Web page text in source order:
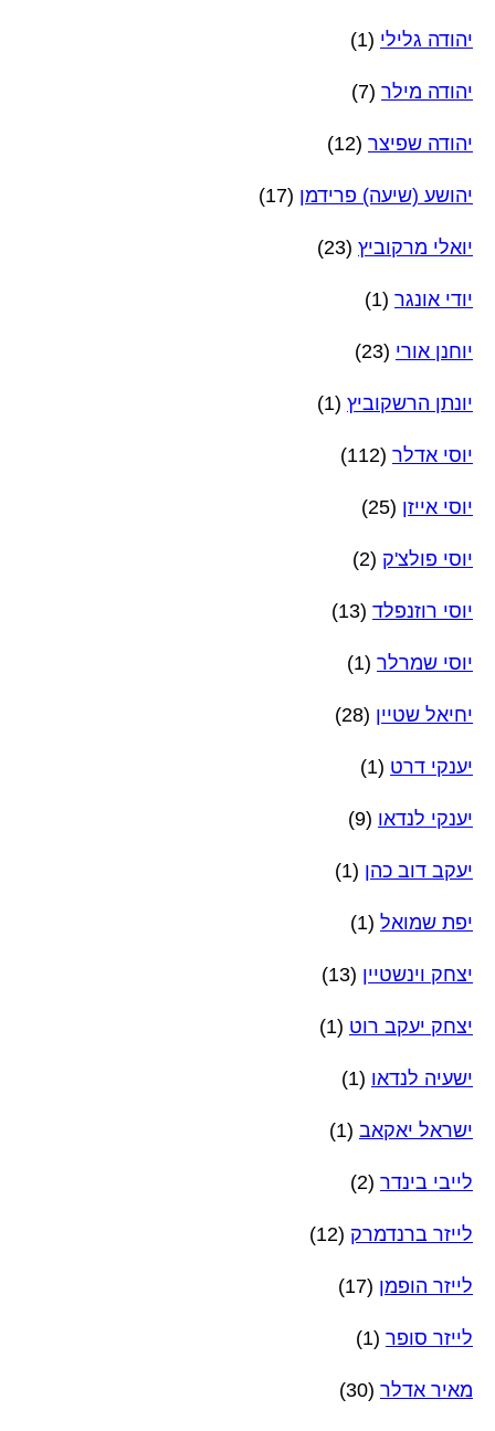
יהודה גלילי (1)
יהודה מילר (7)
יהודה שפיצר (12)
יהושע (שיעה) פרידמן (17)
יואלי מרקוביץ (23)
יודי אונגר (1)
יוחנן אורי (23)
יונתן הרשקוביץ (1)
יוסי אדלר (112)
יוסי אייזן (25)
יוסי פולצ'ק (2)
יוסי רוזנפלד (13)
יוסי שמרלר (1)
יחיאל שטיין (28)
יענקי דרט (1)
יענקי לנדאו (9)
יעקב דוב כהן (1)
יפת שמואל (1)
יצחק וינשטיין (13)
יצחק יעקב רוט (1)
ישעיה לנדאו (1)
ישראל יאקאב (1)
לייבי בינדר (2)
לייזר ברנדמרק (12)
לייזר הופמן (17)
לייזר סופר (1)
מאיר אדלר (30)